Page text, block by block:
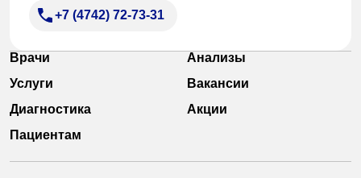
+7 (4742) 72-73-31
Врачи
Анализы
Услуги
Вакансии
Диагностика
Акции
Пациентам